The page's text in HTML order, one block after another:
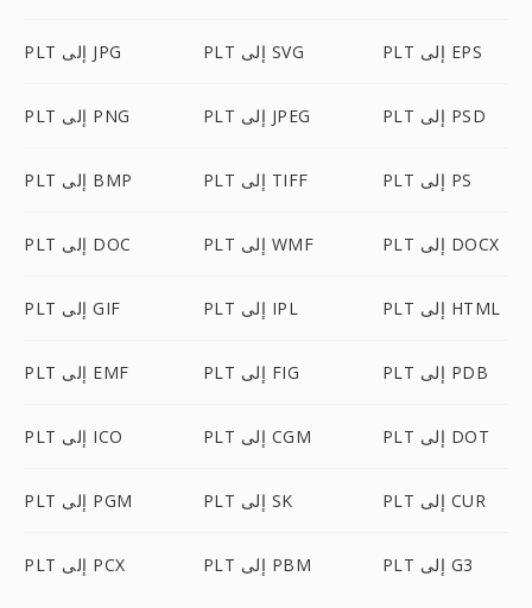
PLT إلى JPG PLT إلى SVG PLT إلى EPS
PLT إلى PNG PLT إلى JPEG PLT إلى PSD
PLT إلى BMP PLT إلى TIFF PLT إلى PS
PLT إلى DOC PLT إلى WMF PLT إلى DOCX
PLT إلى GIF PLT إلى IPL PLT إلى HTML
PLT إلى EMF PLT إلى FIG PLT إلى PDB
PLT إلى ICO PLT إلى CGM PLT إلى DOT
PLT إلى PGM PLT إلى SK PLT إلى CUR
PLT إلى PCX PLT إلى PBM PLT إلى G3